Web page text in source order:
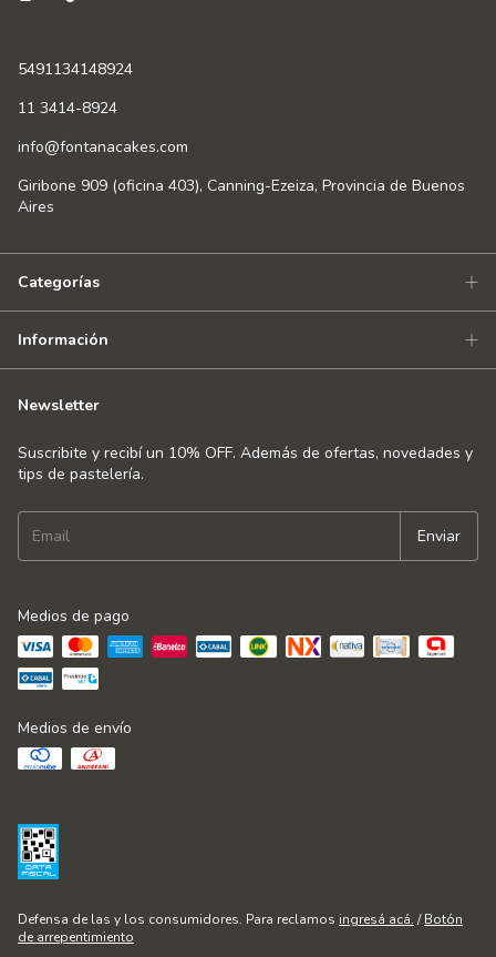
5491134148924
11 3414-8924
info@fontanacakes.com
Giribone 909 (oficina 403), Canning-Ezeiza, Provincia de Buenos
Aires
Categorías
Información
Newsletter
Suscribite y recibí un 10% OFF. Además de ofertas, novedades y
tips de pastelería.
Medios de pago
Medios de envío
Defensa de las y los consumidores. Para reclamos ingresá acá. / Botón
de arrepentimiento